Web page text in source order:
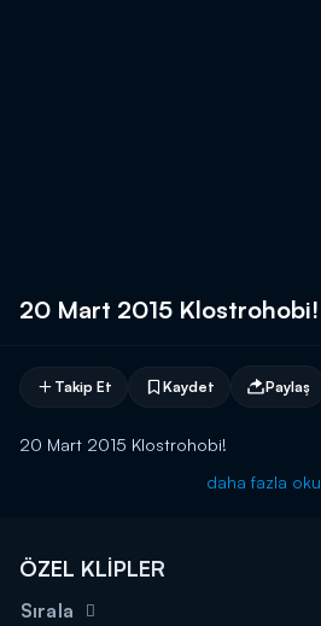
20 Mart 2015 Klostrohobi!
Takip Et Kaydet Paylaş
20 Mart 2015 Klostrohobi!
daha fazla oku
ÖZEL KLİPLER
Sırala